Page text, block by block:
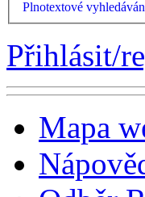
Plnotextové
Přihlásit/
Mapa